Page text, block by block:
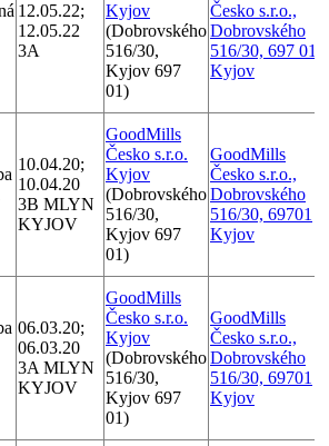
12.05.22;
12.05.22
3A
Kyjov
(Dobrovského
516/30,
Kyjov 697
01)
Česko s.r.o.,
Dobrovského
516/30, 697 01
Kyjov
10.04.20;
10.04.20
3B MLYN
KYJOV
GoodMills
Česko s.r.o.
Kyjov
(Dobrovského
516/30,
Kyjov 697
01)
GoodMills
Česko s.r.o.,
Dobrovského
516/30, 69701
Kyjov
06.03.20;
06.03.20
3A MLYN
KYJOV
GoodMills
Česko s.r.o.
Kyjov
(Dobrovského
516/30,
Kyjov 697
01)
GoodMills
Česko s.r.o.,
Dobrovského
516/30, 69701
Kyjov